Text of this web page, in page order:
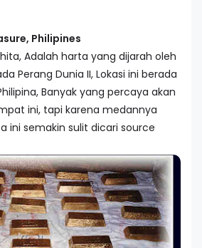
Philipines
Adalah harta yang dijarah oleh
Perang Dunia II, Lokasi ini berada
Banyak yang percaya akan
ini, tapi karena medannya
ini semakin sulit dicari source